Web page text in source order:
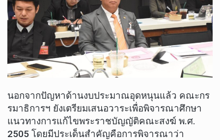
นอกจากปัญหาด้านงบประมาณอุดหนุนแล้ว คณะกร
รมาธิการฯ ยังเตรียมเสนอวาระเพื่อพิจารณาศึกษา
แนวทางการแก้ไขพระราชบัญญัติคณะสงฆ์ พ.ศ.
2505 โดยมีประเด็นสำคัญคือการพิจารณาว่า